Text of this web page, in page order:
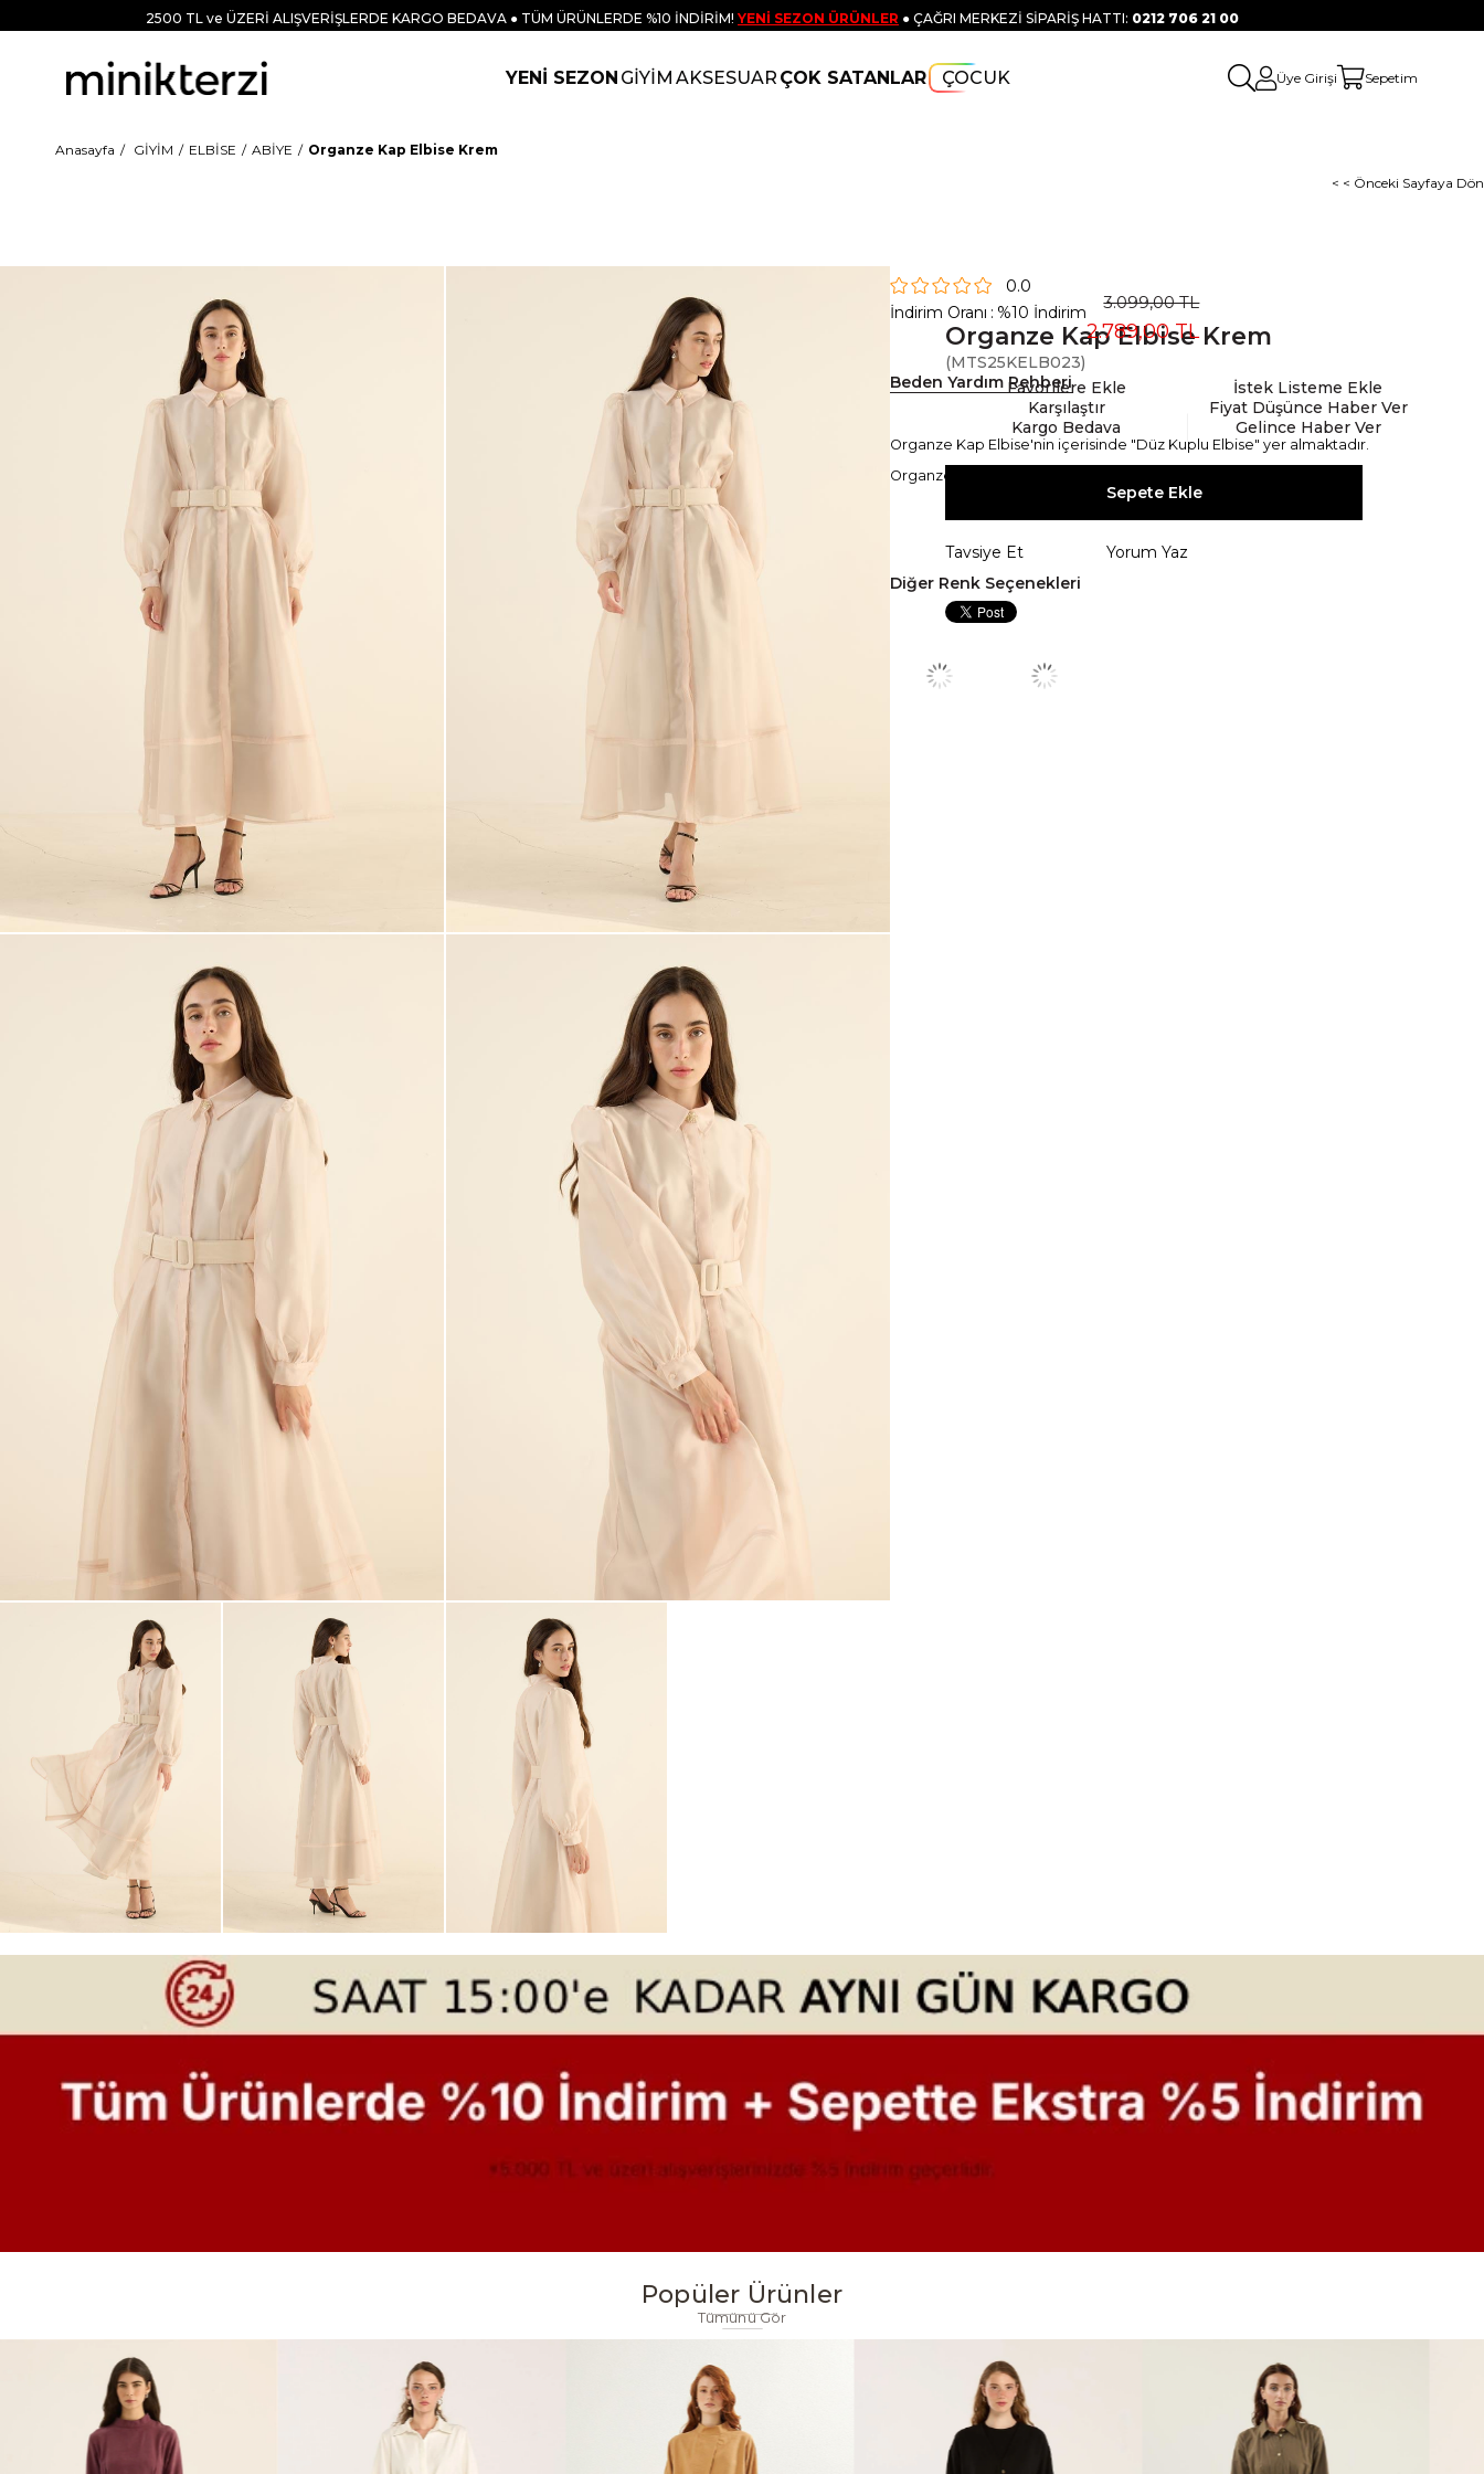
2500 TL ve ÜZERİ ALIŞVERİŞLERDE KARGO BEDAVA ● TÜM ÜRÜNLERDE %10 İNDİRİM! YENİ SEZON ÜRÜNLER ● ÇAĞRI MERKEZİ SİPARİŞ HATTI: 0212 706 21 00
YENİ SEZON GİYİM AKSESUAR ÇOK SATANLAR ÇOCUK Üye Girişi Sepetim
Anasayfa GİYİM ELBİSE ABİYE
Organze Kap Elbise Krem
< < Önceki Sayfaya Dön
Organze Kap Elbise Krem
(MTS25KELB023)
0.0
İndirim Oranı : %10 İndirim 3.099,00 TL
2.789,00 TL
Beden Yardım Rehberi
Organze Kap Elbise'nin içerisinde "Düz Kuplu Elbise" yer almaktadır.
Organze Kap Elbise ve Düz Kuplu Elbise ayrı ayrı satılmaktadır.
Diğer Renk Seçenekleri
Favorilere Ekle
İstek Listeme Ekle
Karşılaştır
Fiyat Düşünce Haber Ver
Kargo Bedava
Gelince Haber Ver
Tavsiye Et Yorum Yaz
Popüler Ürünler
Tümünü Gör